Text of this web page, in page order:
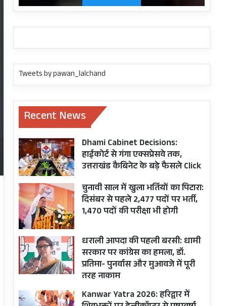
Tweets by pawan_lalchand
Recent News
Dhami Cabinet Decisions:
हाईकोर्ट से गंगा एक्सप्रेसवे तक,
उत्तराखंड कैबिनेट के बड़े फैसले Click
चुनावी साल में खुला भर्तियों का पिटारा:
दिसंबर से पहले 2,477 पदों पर भर्ती,
1,470 पदों की परीक्षा भी होगी
धराली आपदा की पहली बरसी: धामी
सरकार पर कांग्रेस का हमला, डॉ.
प्रतिमा- पुनर्वास और मुआवजे में पूरी
तरह नाकाम
Kanwar Yatra 2026: हरिद्वार में